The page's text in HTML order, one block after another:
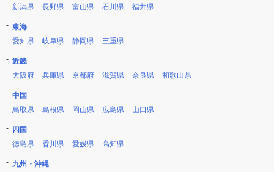
新潟県
長野県 富山県 石川県 福井県
東海
愛知県
岐阜県 静岡県 三重県
近畿
大阪府
兵庫県 京都府 滋賀県 奈良県 和歌山県
中国
鳥取県
島根県 岡山県 広島県 山口県
四国
徳島県
香川県 愛媛県 高知県
九州・沖縄